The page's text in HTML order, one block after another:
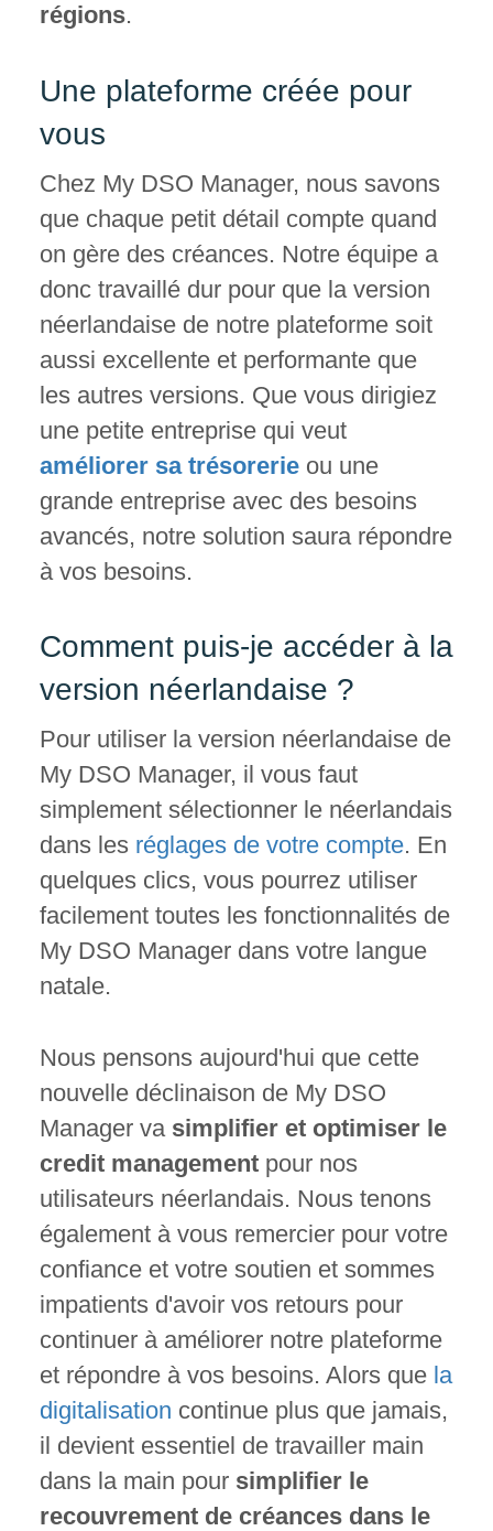
régions.
Une plateforme créée pour
vous
Chez My DSO Manager, nous savons
que chaque petit détail compte quand
on gère des créances. Notre équipe a
donc travaillé dur pour que la version
néerlandaise de notre plateforme soit
aussi excellente et performante que
les autres versions. Que vous dirigiez
une petite entreprise qui veut
améliorer sa trésorerieou une
grande entreprise avec des besoins
avancés, notre solution saura répondre
à vos besoins.
Comment puis-je accéder à la
version néerlandaise ?
Pour utiliser la version néerlandaise de
My DSO Manager, il vous faut
simplement sélectionner le néerlandais
dans les réglages de votre compte. En
quelques clics, vous pourrez utiliser
facilement toutes les fonctionnalités de
My DSO Manager dans votre langue
natale.
Nous pensons aujourd'hui que cette
nouvelle déclinaison de My DSO
Manager va simplifier et optimiser le
credit managementpour nos
utilisateurs néerlandais. Nous tenons
également à vous remercier pour votre
confiance et votre soutien et sommes
impatients d'avoir vos retours pour
continuer à améliorer notre plateforme
et répondre à vos besoins. Alors que la
digitalisation continue plus que jamais,
il devient essentiel de travailler main
dans la main pour simplifier le
recouvrement de créances dans le